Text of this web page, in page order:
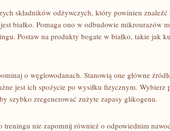
składników​ odżywczych, który‌ powinien
białko. ⁢Pomaga ono w⁤ odbudowie mikrourazów
​Postaw⁣ na produkty bogate w białko, takie jak
o węglowodanach. Stanowią one główne
jest ich spożycie po wysiłku fizycznym. Wybierz
szybko ⁤zregenerować zużyte zapasy‌ glikogenu.
treningu nie zapomnij również o⁤ odpowiednim‍